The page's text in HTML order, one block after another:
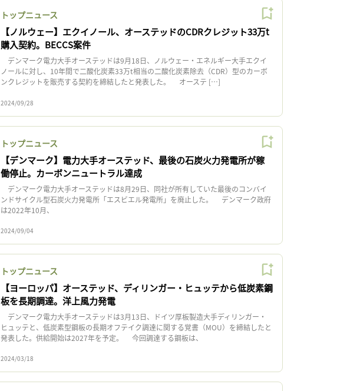
トップニュース
【ノルウェー】エクイノール、オーステッドのCDRクレジット33万t
購入契約。BECCS案件
デンマーク電力大手オーステッドは9月18日、ノルウェー・エネルギー大手エクイ
ノールに対し、10年間で二酸化炭素33万t相当の二酸化炭素除去（CDR）型のカーボ
ンクレジットを販売する契約を締結したと発表した。 オーステ […]
2024/09/28
トップニュース
【デンマーク】電力大手オーステッド、最後の石炭火力発電所が稼
働停止。カーボンニュートラル達成
デンマーク電力大手オーステッドは8月29日、同社が所有していた最後のコンバイ
ンドサイクル型石炭火力発電所「エスビエル発電所」を廃止した。 デンマーク政府
は2022年10月、
2024/09/04
トップニュース
【ヨーロッパ】オーステッド、ディリンガー・ヒュッテから低炭素鋼
板を長期調達。洋上風力発電
デンマーク電力大手オーステッドは3月13日、ドイツ厚板製造大手ディリンガー・
ヒュッテと、低炭素型鋼板の長期オフテイク調達に関する覚書（MOU）を締結したと
発表した。供給開始は2027年を予定。 今回調達する鋼板は、
2024/03/18